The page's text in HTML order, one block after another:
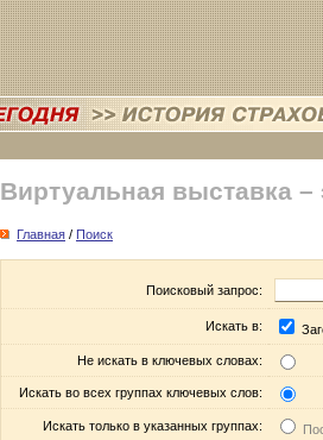
Виртуальная выставка –
Главная / Поиск
Поисковый запрос:
Искать в:
Не искать в ключевых словах:
Искать во всех группах ключевых слов:
Искать только в указанных группах: